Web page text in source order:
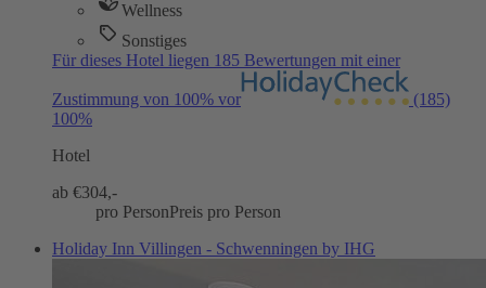
Wellness
Sonstiges
Für dieses Hotel liegen 185 Bewertungen mit einer
Zustimmung von 100% vor
(185)
100%
Hotel
ab €304,-
pro PersonPreis pro Person
Holiday Inn Villingen - Schwenningen by IHG